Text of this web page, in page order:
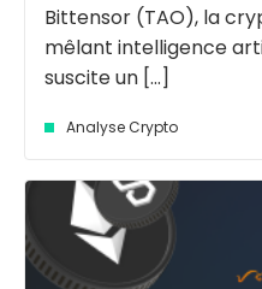
Bittensor (TAO), la
mêlant intelligence
suscite un [...]
Analyse Crypto